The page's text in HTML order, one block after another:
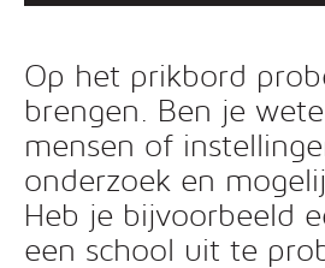
Op het prikbord
brengen. Ben je
mensen of
onderzoek en
Heb je bijvoorbeeld
een school uit te